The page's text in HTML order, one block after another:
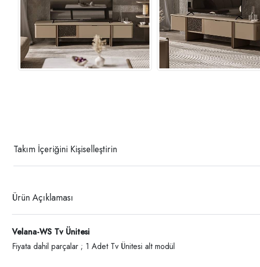
Takım İçeriğini Kişiselleştirin
Ürün Açıklaması
Velana-WS Tv Ünitesi
Fiyata dahil parçalar ; 1 Adet Tv Ünitesi alt modül